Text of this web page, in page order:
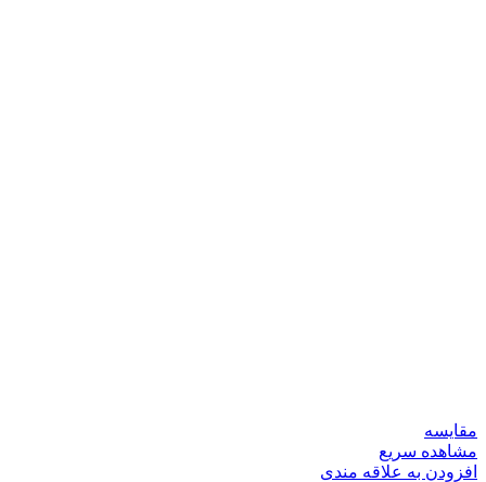
مقایسه
مشاهده سریع
افزودن به علاقه مندی